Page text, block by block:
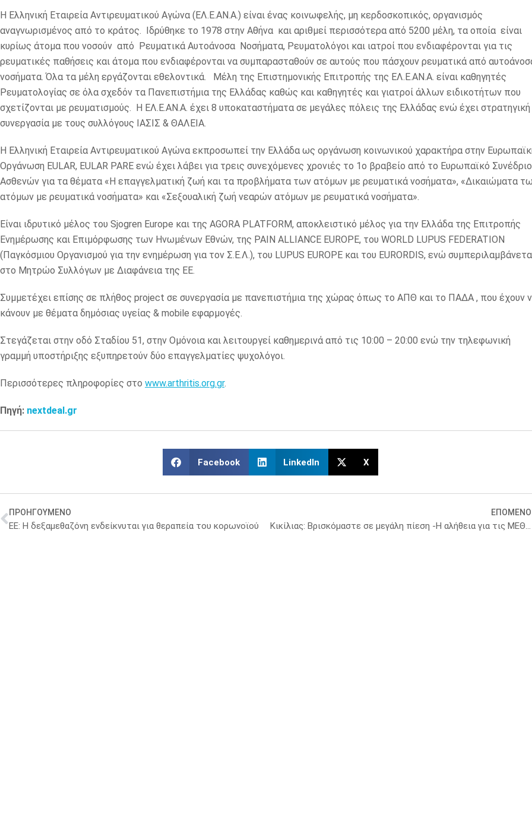
Η Ελληνική Εταιρεία Αντιρευματικού Αγώνα (ΕΛ.Ε.ΑΝ.Α.) είναι ένας κοινωφελής, μη κερδοσκοπικός, οργανισμός
αναγνωρισμένος από το κράτος. Ιδρύθηκε το 1978 στην Αθήνα και αριθμεί περισσότερα από 5200 μέλη, τα οποία είναι
κυρίως άτομα που νοσούν από Ρευματικά Αυτοάνοσα Νοσήματα, Ρευματολόγοι και ιατροί που ενδιαφέρονται για τις
ρευματικές παθήσεις και άτομα που ενδιαφέρονται να συμπαρασταθούν σε αυτούς που πάσχουν ρευματικά από
νοσήματα. Όλα τα μέλη εργάζονται εθελοντικά. Μέλη της Επιστημονικής Επιτροπής της ΕΛ.Ε.ΑΝ.Α. είναι καθηγητές
Ρευματολογίας σε όλα σχεδόν τα Πανεπιστήμια της Ελλάδας καθώς και καθηγητές και γιατροί άλλων ειδικοτήτων που
σχετίζονται με ρευματισμούς. H ΕΛ.Ε.ΑΝ.Α. έχει 8 υποκαταστήματα σε μεγάλες πόλεις της Ελλάδας ενώ έχει στρατηγική
συνεργασία με τους συλλόγους ΙΑΣΙΣ & ΘΑΛΕΙΑ.
Η Ελληνική Εταιρεία Αντιρευματικού Αγώνα εκπροσωπεί την Ελλάδα ως οργάνωση κοινωνικού χαρακτήρα στην
Οργάνωση EULAR, EULAR PARE ενώ έχει λάβει για τρεις συνεχόμενες χρονιές το 1ο βραβείο από το Ευρωπαϊκό Συνέδριο
Ασθενών για τα θέματα «Η επαγγελματική ζωή και τα προβλήματα των ατόμων με ρευματικά νοσήματα», «Δικαιώματα
ατόμων με ρευματικά νοσήματα» και «Σεξουαλική ζωή νεαρών ατόμων με ρευματικά νοσήματα».
Είναι ιδρυτικό μέλος του Sjogren Europe και της AGORA PLATFORM, αποκλειστικό μέλος για την Ελλάδα της Επιτροπής
Ενημέρωσης και Επιμόρφωσης των Ηνωμένων Εθνών, της PAIN ALLIANCE EUROPE, του WORLD LUPUS FEDERATION
(Παγκόσμιου Οργανισμού για την ενημέρωση για τον Σ.Ε.Λ.), του LUPUS EUROPE και του EURORDIS, ενώ
στο Μητρώο Συλλόγων με Διαφάνεια της ΕΕ.
Συμμετέχει επίσης σε πλήθος project σε συνεργασία με πανεπιστήμια της χώρας όπως το ΑΠΘ και το ΠΑΔΑ , που έχουν
κάνουν με θέματα δημόσιας υγείας & mobile εφαρμογές.
Στεγάζεται στην οδό Σταδίου 51, στην Ομόνοια και λειτουργεί καθημερινά από τις 10:00 – 20:00 ενώ την τηλεφωνική
γραμμή υποστήριξης εξυπηρετούν δύο επαγγελματίες ψυχολόγοι.
Περισσότερες πληροφορίες στο www.arthritis.org.gr.
Πηγή: nextdeal.gr
Facebook LinkedIn X
ΠΡΟΗΓΟΥΜΕΝΟ
ΕΕ: Η δεξαμεθαζόνη ενδείκνυται για θεραπεία του κορωνοϊού
ΕΠΟΜΕΝΟ
Κικίλιας: Βρισκόμαστε σε μεγάλη πίεση -Η αλήθεια για τις ΜΕΘ στην Αττική